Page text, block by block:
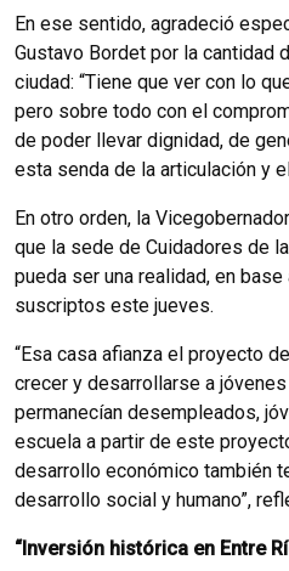
En ese sentido, agradeció
Gustavo Bordet por la cantidad
ciudad: “Tiene que ver con lo
pero sobre todo con el
de poder llevar dignidad, de
esta senda de la articulación y
En otro orden, la
que la sede de Cuidadores de
pueda ser una realidad, en
suscriptos este jueves.
“Esa casa afianza el proyecto
crecer y desarrollarse a
permanecían desempleados,
escuela a partir de este
desarrollo económico también
desarrollo social y humano”,
“Inversión histórica en Entre